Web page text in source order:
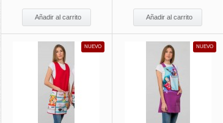
Añadir al carrito Añadir al carrito
NUEVO NUEVO